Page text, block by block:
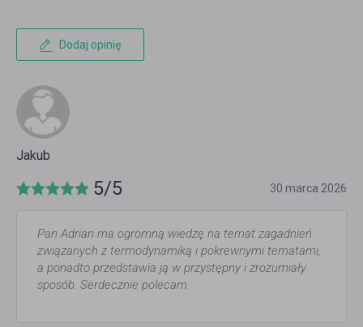
Dodaj opinię
Jakub
5/5 30 marca 2026
Pan Adrian ma ogromną wiedzę na temat zagadnień
związanych z termodynamiką i pokrewnymi tematami,
a ponadto przedstawia ją w przystępny i zrozumiały
sposób. Serdecznie polecam.